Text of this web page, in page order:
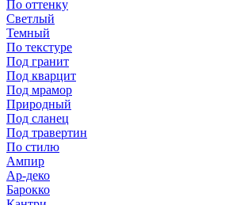
По оттенку
Светлый
Темный
По текстуре
Под гранит
Под кварцит
Под мрамор
Природный
Под сланец
Под травертин
По стилю
Ампир
Ар-деко
Барокко